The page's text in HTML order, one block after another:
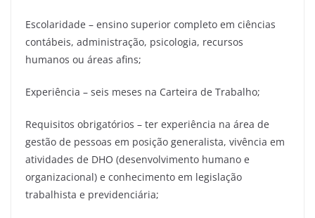
Escolaridade – ensino superior completo em ciências
contábeis, administração, psicologia, recursos
humanos ou áreas afins;
Experiência – seis meses na Carteira de Trabalho;
Requisitos obrigatórios – ter experiência na área de
gestão de pessoas em posição generalista, vivência em
atividades de DHO (desenvolvimento humano e
organizacional) e conhecimento em legislação
trabalhista e previdenciária;